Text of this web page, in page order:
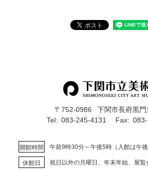
〒752-0986
下関市長府黒門
Tel: 083-245-4131 Fax:
開館時間 午前9時30分～午後5時（入館は午後
休館日 祝日以外の月曜日、年末年始、展